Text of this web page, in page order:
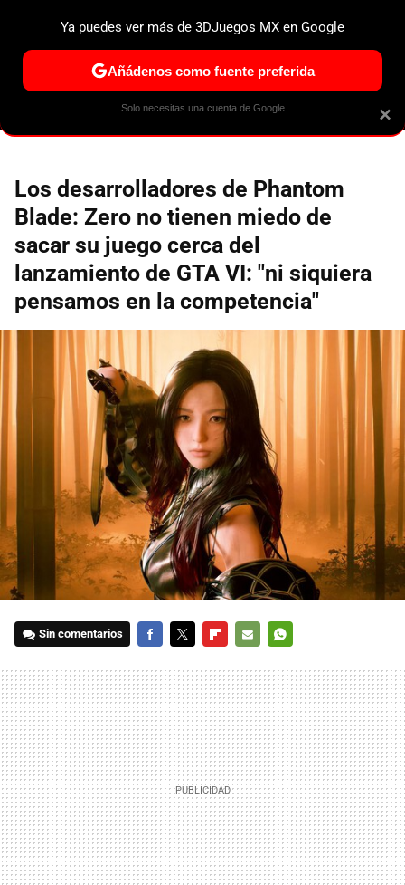
ESPECIALES PS5 NINTENDO SWITCH 2 XBOX
Los desarrolladores de Phantom
Blade: Zero no tienen miedo de
sacar su juego cerca del
lanzamiento de GTA VI: "ni siquiera
pensamos en la competencia"
Sin comentarios
MAIL
×
Ya puedes ver más de 3DJuegos MX en Google
Añádenos como fuente preferida
Solo necesitas una cuenta de Google